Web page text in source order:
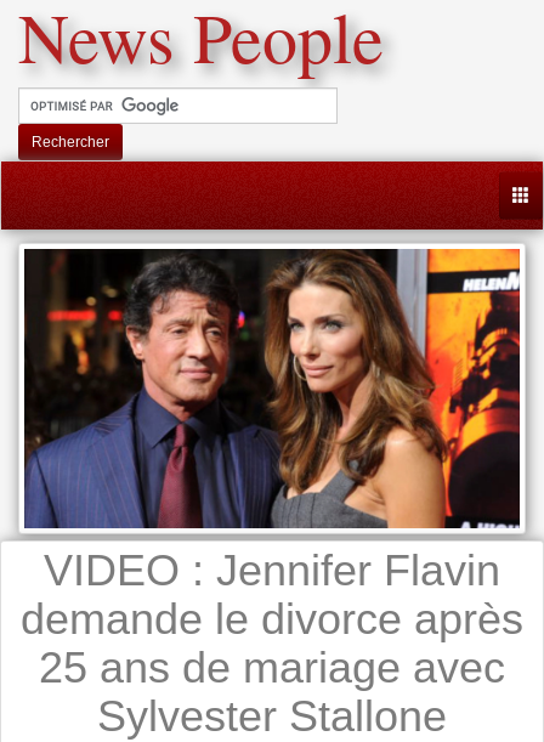
News People
Rechercher
VIDEO : Jennifer Flavin
demande le divorce après
25 ans de mariage avec
Sylvester Stallone